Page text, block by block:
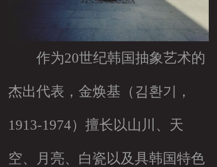
作为20世纪韩国抽象艺术的
杰出代表，金焕基（김환기，
1913-1974）擅长以山川、天
空、月亮、白瓷以及具韩国特色